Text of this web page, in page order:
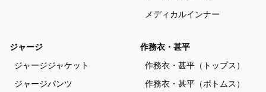
メディカルインナー
ジャージ
ジャージジャケット
ジャージパンツ
作務衣・甚平
作務衣・甚平（トップス）
作務衣・甚平（ボトムス）